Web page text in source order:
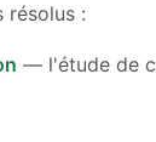
résolus :
— l'étude de